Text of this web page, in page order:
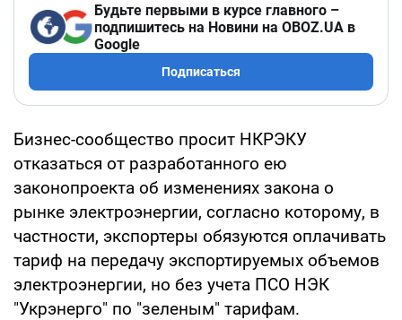
Будьте первыми в курсе главного –
подпишитесь на Новини на OBOZ.UA в
Google
Подписаться
Бизнес-сообщество просит НКРЭКУ
отказаться от разработанного ею
законопроекта об изменениях закона о
рынке электроэнергии, согласно которому, в
частности, экспортеры обязуются оплачивать
тариф на передачу экспортируемых объемов
электроэнергии, но без учета ПСО НЭК
"Укрэнерго" по "зеленым" тарифам.